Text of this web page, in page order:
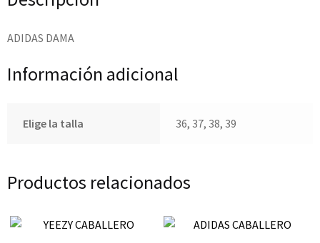
ADIDAS DAMA
Información adicional
Elige la talla 36, 37, 38, 39
Productos relacionados